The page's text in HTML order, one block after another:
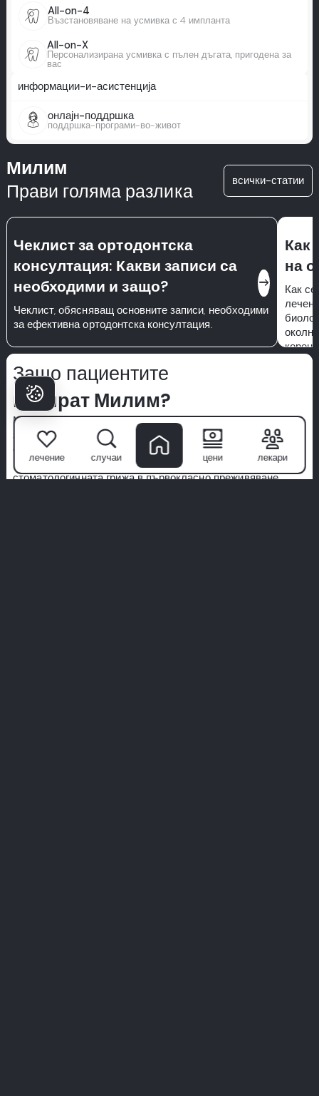
All-on-4
Възстановяване на усмивка с 4 импланта
All-on-X
Персонализирана усмивка с пълен дъгата, пригодена за
вас
информации-и-асистенција
онлајн-поддршка
поддршка-програми-во-живот
Милим
Прави голяма разлика
всички-статии
Чеклист за ортодонтска
консултация: Какви записи са
необходими и защо?
east
Чеклист, обясняващ основните записи, необходими
за ефективна ортодонтска консултация.
Как
на
Как
Защо пациентите
избират Милим?
Милим стоматологична болницане е просто клиника—тук
започва вашата увереност в усмивката. С екип от
световно признати специалисти, напреднала технология и
подход с пациента като водещ приоритет, превръщаме
стоматологичната грижа в първокласно преживяване.
лечение случаи цени лекари